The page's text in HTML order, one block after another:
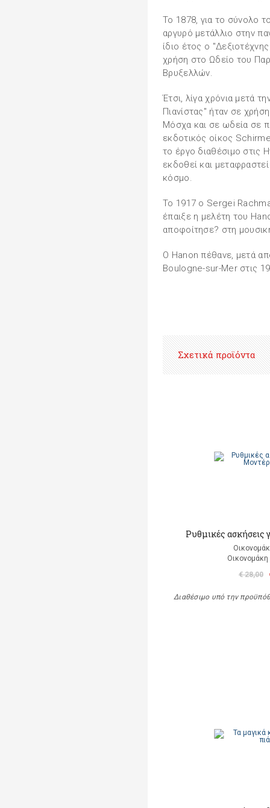
Το 1878, για το σύνολο
αργυρό μετάλλιο στην
ίδιο έτος ο
χρήση στο Ωδείο του
Βρυξελλών.
Έτσι, λίγα χρόνια μετά
Πιανίστας" ήταν σε
Μόσχα και σε ωδεία σε
εκδοτικός οίκος
το έργο διαθέσιμο στις
εκδοθεί και
κόσμο.
Το 1917 ο Sergei
έπαιξε η μελέτη του
αποφοίτησε? στη
Ο Hanon πέθανε, μετά
Boulogne-sur-Mer στις
Σχετικά προϊόντα
Ρυθμικές ασκήσεις
€ 28,00
Διαθέσιμο υπό την